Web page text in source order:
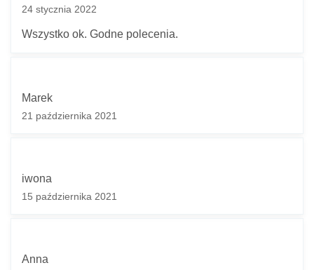
24 stycznia 2022
Wszystko ok. Godne polecenia.
Marek
21 października 2021
iwona
15 października 2021
Anna